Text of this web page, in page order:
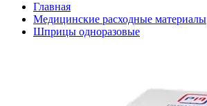
Главная
Медицинские расходные материалы
Шприцы одноразовые